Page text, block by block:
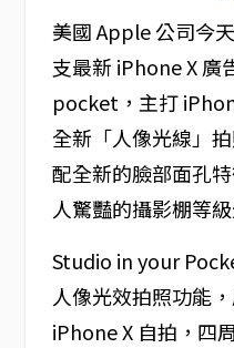
美國 Apple 公司今
支最新 iPhone X
pocket，主打
全新「人像光線」
配全新的臉部面孔
人驚豔的攝影棚等
Studio in your
人像光效拍照功能
iPhone X 自拍，四